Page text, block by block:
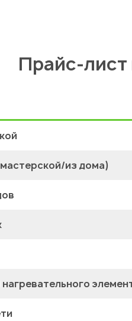
Прайс-лист
из дома)